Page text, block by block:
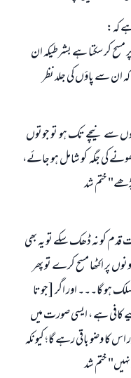
کر سکتا ہے بشرطیکہ ان
ان سے پاؤں کی جلد نظر
سے نیچے تک ہو تو جوتوں
کی جگہ کو شامل ہو جائے،
ختم شد
کو نہ ڈھک سکے تو یہ بھی
پر اکٹھا مسح کرے تو پھر
ہو گا۔۔۔ اور اگر [جوتا
کافی ہے ، ایسی صورت میں
کا وضو باقی رہے گا؛ کیونکہ
ختم شد